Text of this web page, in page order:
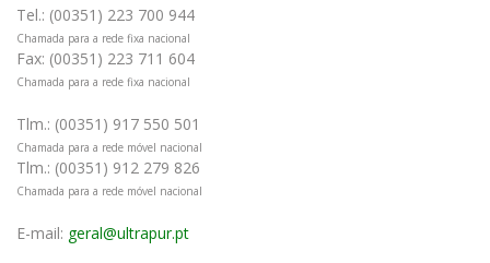
Tel.: (00351) 223 700 944
Chamada para a rede fixa nacional
Fax: (00351) 223 711 604
Chamada para a rede fixa nacional
Tlm.: (00351) 917 550 501
Chamada para a rede móvel nacional
Tlm.: (00351) 912 279 826
Chamada para a rede móvel nacional
E-mail: geral@ultrapur.pt